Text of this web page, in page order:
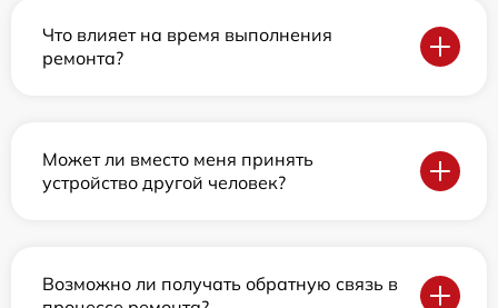
Что влияет на время выполнения
ремонта?
Может ли вместо меня принять
устройство другой человек?
Возможно ли получать обратную связь в